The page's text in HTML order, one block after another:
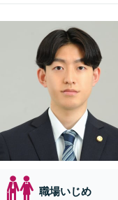
職場いじめ